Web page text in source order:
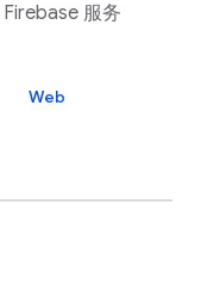
Firebase 服务
Web